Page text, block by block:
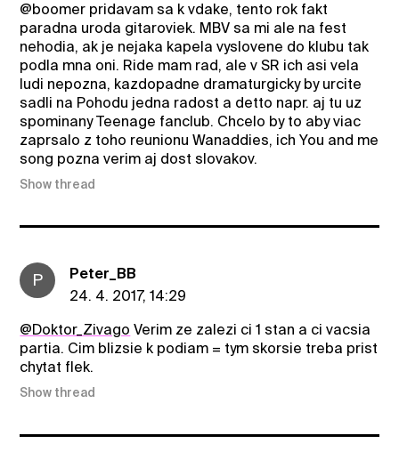
@boomer pridavam sa k vdake, tento rok fakt
paradna uroda gitaroviek. MBV sa mi ale na fest
nehodia, ak je nejaka kapela vyslovene do klubu tak
podla mna oni. Ride mam rad, ale v SR ich asi vela
ludi nepozna, kazdopadne dramaturgicky by urcite
sadli na Pohodu jedna radost a detto napr. aj tu uz
spominany Teenage fanclub. Chcelo by to aby viac
zaprsalo z toho reunionu Wanaddies, ich You and me
song pozna verim aj dost slovakov.
Show thread
P
Peter_BB
24. 4. 2017, 14:29
@Doktor_Zivago Verim ze zalezi ci 1 stan a ci vacsia
partia. Cim blizsie k podiam = tym skorsie treba prist
chytat flek.
Show thread